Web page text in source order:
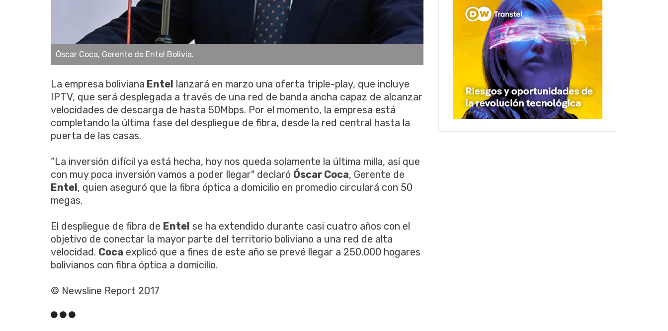
Óscar Coca, Gerente de Entel Bolivia.
La empresa boliviana Entel lanzará en marzo una oferta triple-play, que incluye
IPTV, que será desplegada a través de una red de banda ancha capaz de alcanzar
velocidades de descarga de hasta 50Mbps. Por el momento, la empresa está
completando la última fase del despliegue de fibra, desde la red central hasta la
puerta de las casas.
“La inversión difícil ya está hecha, hoy nos queda solamente la última milla, así que
con muy poca inversión vamos a poder llegar" declaró Óscar Coca, Gerente de
Entel, quien aseguró que la fibra óptica a domicilio en promedio circulará con 50
megas.
El despliegue de fibra de Entel se ha extendido durante casi cuatro años con el
objetivo de conectar la mayor parte del territorio boliviano a una red de alta
velocidad. Coca explicó que a fines de este año se prevé llegar a 250.000 hogares
bolivianos con fibra óptica a domicilio.
© Newsline Report 2017